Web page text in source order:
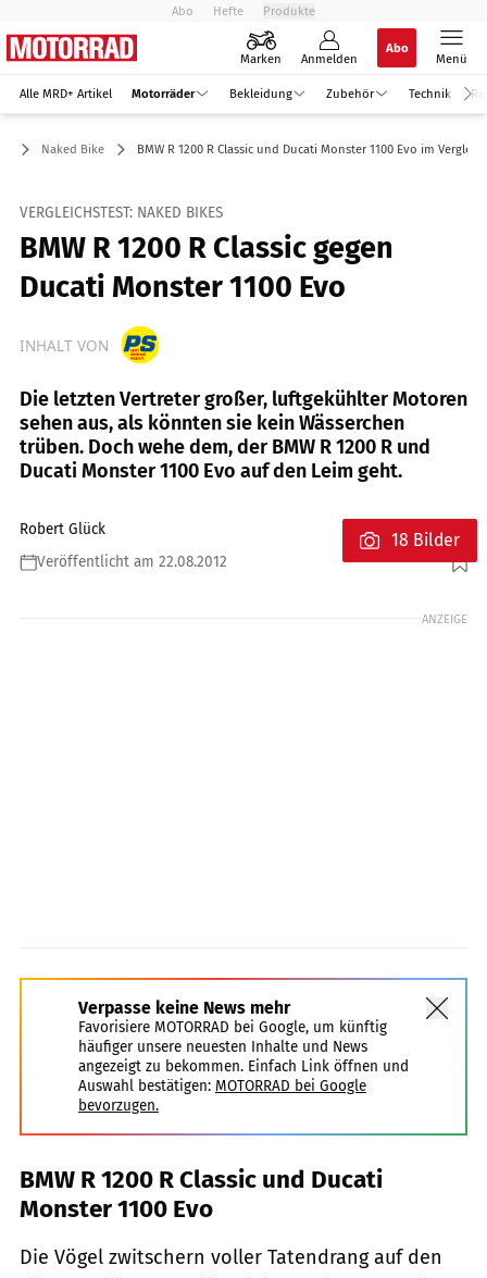
Abo Hefte Produkte
Marken Anmelden
Abo
Menü
Alle MRD+ Artikel Motorräder Bekleidung Zubehör Technik
Naked Bike BMW R 1200 R Classic und Ducati Monster 1100 Evo im Vergleich
VERGLEICHSTEST: NAKED BIKES
BMW R 1200 R Classic gegen
Ducati Monster 1100 Evo
INHALT VON
Die letzten Vertreter großer, luftgekühlter Motoren
sehen aus, als könnten sie kein Wässerchen
trüben. Doch wehe dem, der BMW R 1200 R und
Ducati Monster 1100 Evo auf den Leim geht.
Robert Glück
Veröffentlicht am 22.08.2012
Foto: Jahn
18 Bilder
ANZEIGE
Verpasse keine News mehr
Favorisiere MOTORRAD bei Google, um künftig
häufiger unsere neuesten Inhalte und News
angezeigt zu bekommen. Einfach Link öffnen und
Auswahl bestätigen: MOTORRAD bei Google
bevorzugen.
BMW R 1200 R Classic und Ducati
Monster 1100 Evo
Die Vögel zwitschern voller Tatendrang auf den